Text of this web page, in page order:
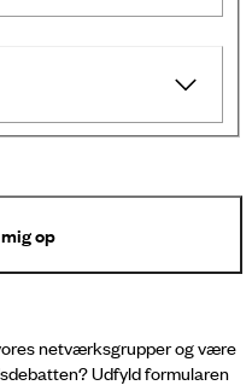
op
netværksgrupper og være
Udfyld formularen